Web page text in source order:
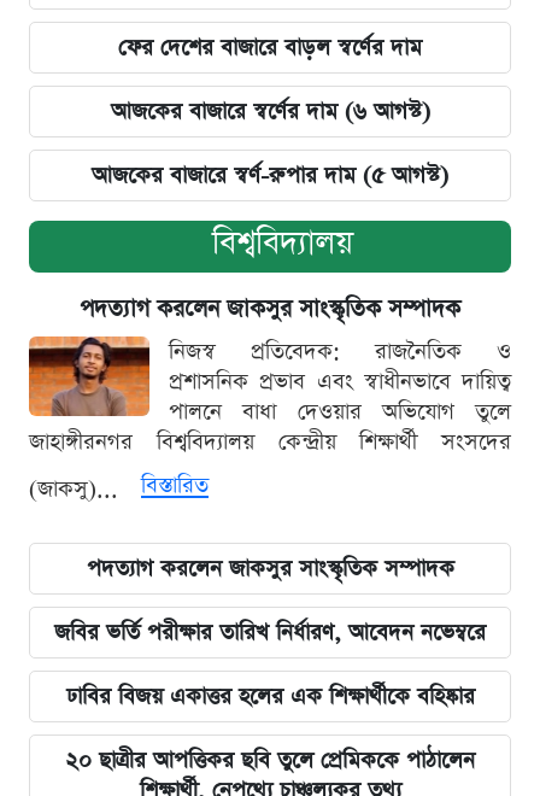
ফের দেশের বাজারে বাড়ল স্বর্ণের দাম
আজকের বাজারে স্বর্ণের দাম (৬ আগস্ট)
আজকের বাজারে স্বর্ণ-রুপার দাম (৫ আগস্ট)
বিশ্ববিদ্যালয়
পদত্যাগ করলেন জাকসুর সাংস্কৃতিক সম্পাদক
নিজস্ব প্রতিবেদক: রাজনৈতিক ও
প্রশাসনিক প্রভাব এবং স্বাধীনভাবে দায়িত্ব
পালনে বাধা দেওয়ার অভিযোগ তুলে
জাহাঙ্গীরনগর বিশ্ববিদ্যালয় কেন্দ্রীয় শিক্ষার্থী সংসদের
(জাকসু)...
বিস্তারিত
পদত্যাগ করলেন জাকসুর সাংস্কৃতিক সম্পাদক
জবির ভর্তি পরীক্ষার তারিখ নির্ধারণ, আবেদন নভেম্বরে
ঢাবির বিজয় একাত্তর হলের এক শিক্ষার্থীকে বহিষ্কার
২০ ছাত্রীর আপত্তিকর ছবি তুলে প্রেমিককে পাঠালেন